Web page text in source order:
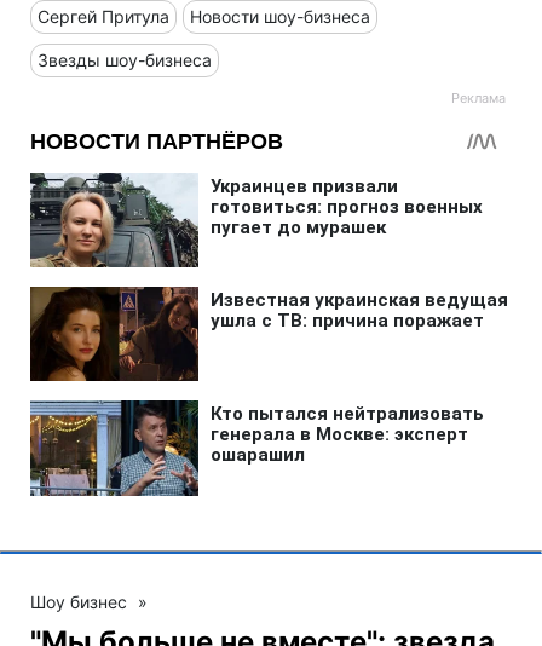
Сергей Притула Новости шоу-бизнеса
Звезды шоу-бизнеса
Шоу бизнес »